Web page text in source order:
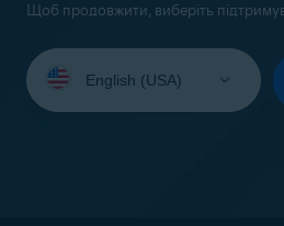
Щоб продовжити, виберіть
your